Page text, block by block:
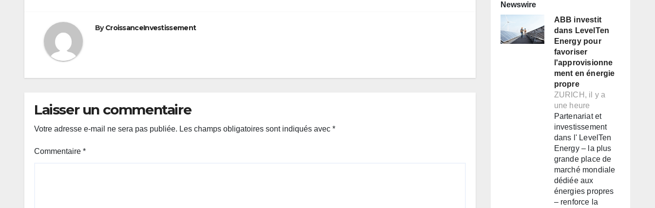
l’article
ByCroissanceInvestissement
Laisser un commentaire
Votre adresse e-mail ne sera pas publiée. Les champs obligatoires sont indiqués avec *
Commentaire *
Newswire
ABB investit
dans LevelTen
Energy pour
favoriser
l'approvisionne
ment en énergie
propre
ZURICH, il y a
une heure
Partenariat et
investissement
dans l' LevelTen
Energy – la plus
grande place de
marché mondiale
dédiée aux
énergies propres
– renforce la